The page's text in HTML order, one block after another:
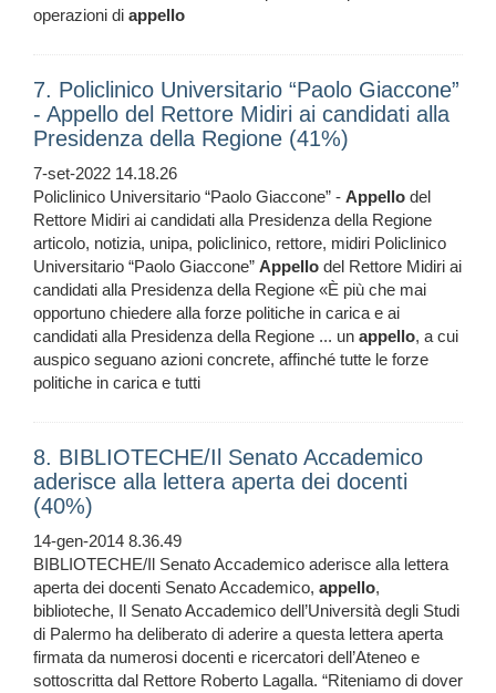
operazioni di appello
7. Policlinico Universitario “Paolo Giaccone”
- Appello del Rettore Midiri ai candidati alla
Presidenza della Regione (41%)
7-set-2022 14.18.26
Policlinico Universitario “Paolo Giaccone” - Appello del
Rettore Midiri ai candidati alla Presidenza della Regione
articolo, notizia, unipa, policlinico, rettore, midiri Policlinico
Universitario “Paolo Giaccone” Appello del Rettore Midiri ai
candidati alla Presidenza della Regione «È più che mai
opportuno chiedere alla forze politiche in carica e ai
candidati alla Presidenza della Regione ... un appello, a cui
auspico seguano azioni concrete, affinché tutte le forze
politiche in carica e tutti
8. BIBLIOTECHE/Il Senato Accademico
aderisce alla lettera aperta dei docenti
(40%)
14-gen-2014 8.36.49
BIBLIOTECHE/Il Senato Accademico aderisce alla lettera
aperta dei docenti Senato Accademico, appello,
biblioteche, Il Senato Accademico dell’Università degli Studi
di Palermo ha deliberato di aderire a questa lettera aperta
firmata da numerosi docenti e ricercatori dell’Ateneo e
sottoscritta dal Rettore Roberto Lagalla. “Riteniamo di dover